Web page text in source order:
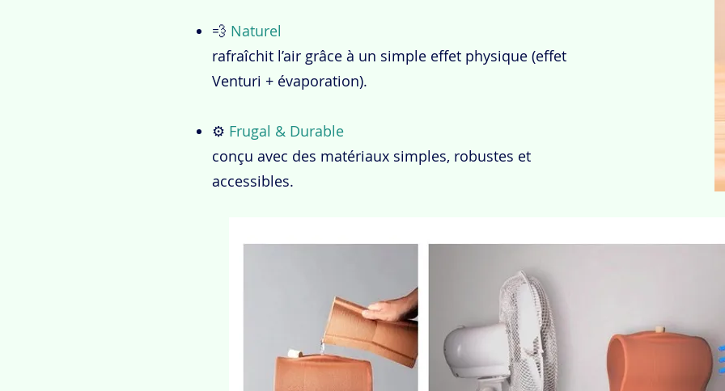
💨 Naturel
rafraîchit l’air grâce à un simple effet physique (effet
Venturi + évaporation).
⚙️ Frugal & Durable
conçu avec des matériaux simples, robustes et
accessibles.